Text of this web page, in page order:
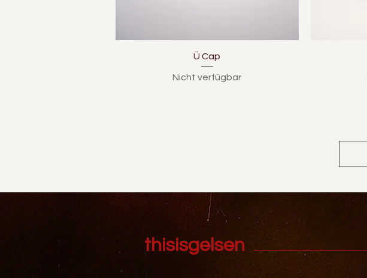
Schnellansicht
Ü Cap
Nicht verfügbar
thisisgelsen